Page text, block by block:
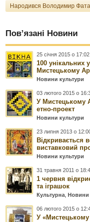
Народився Володимир
Пов’язані Новини
25 січня 2015 о 17:02
100 унікальних
Мистецькому
Новини культури
03 лютого 2015 о
У Мистецькому
етно-проект
Новини культури
23 липня 2013 о
Відкривається
виставковий
Новини культури
31 травня 2011 о
1 червня
та іграшок
Культурна ,Новини
06 лютого 2015 о
У «Мистецькому